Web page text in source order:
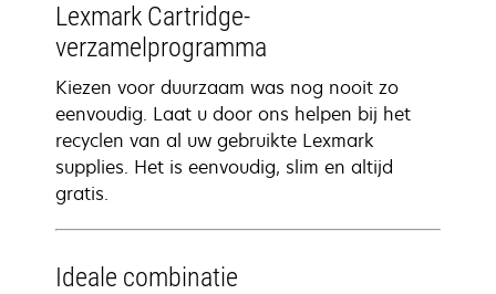
Lexmark Cartridge-
verzamelprogramma
Kiezen voor duurzaam was nog nooit zo
eenvoudig. Laat u door ons helpen bij het
recyclen van al uw gebruikte Lexmark
supplies. Het is eenvoudig, slim en altijd
gratis.
Ideale combinatie